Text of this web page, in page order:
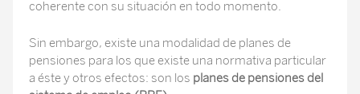
coherente con su situación en todo momento.
Sin embargo, existe una modalidad de planes de
pensiones para los que existe una normativa particular
a éste y otros efectos: son los planes de pensiones del